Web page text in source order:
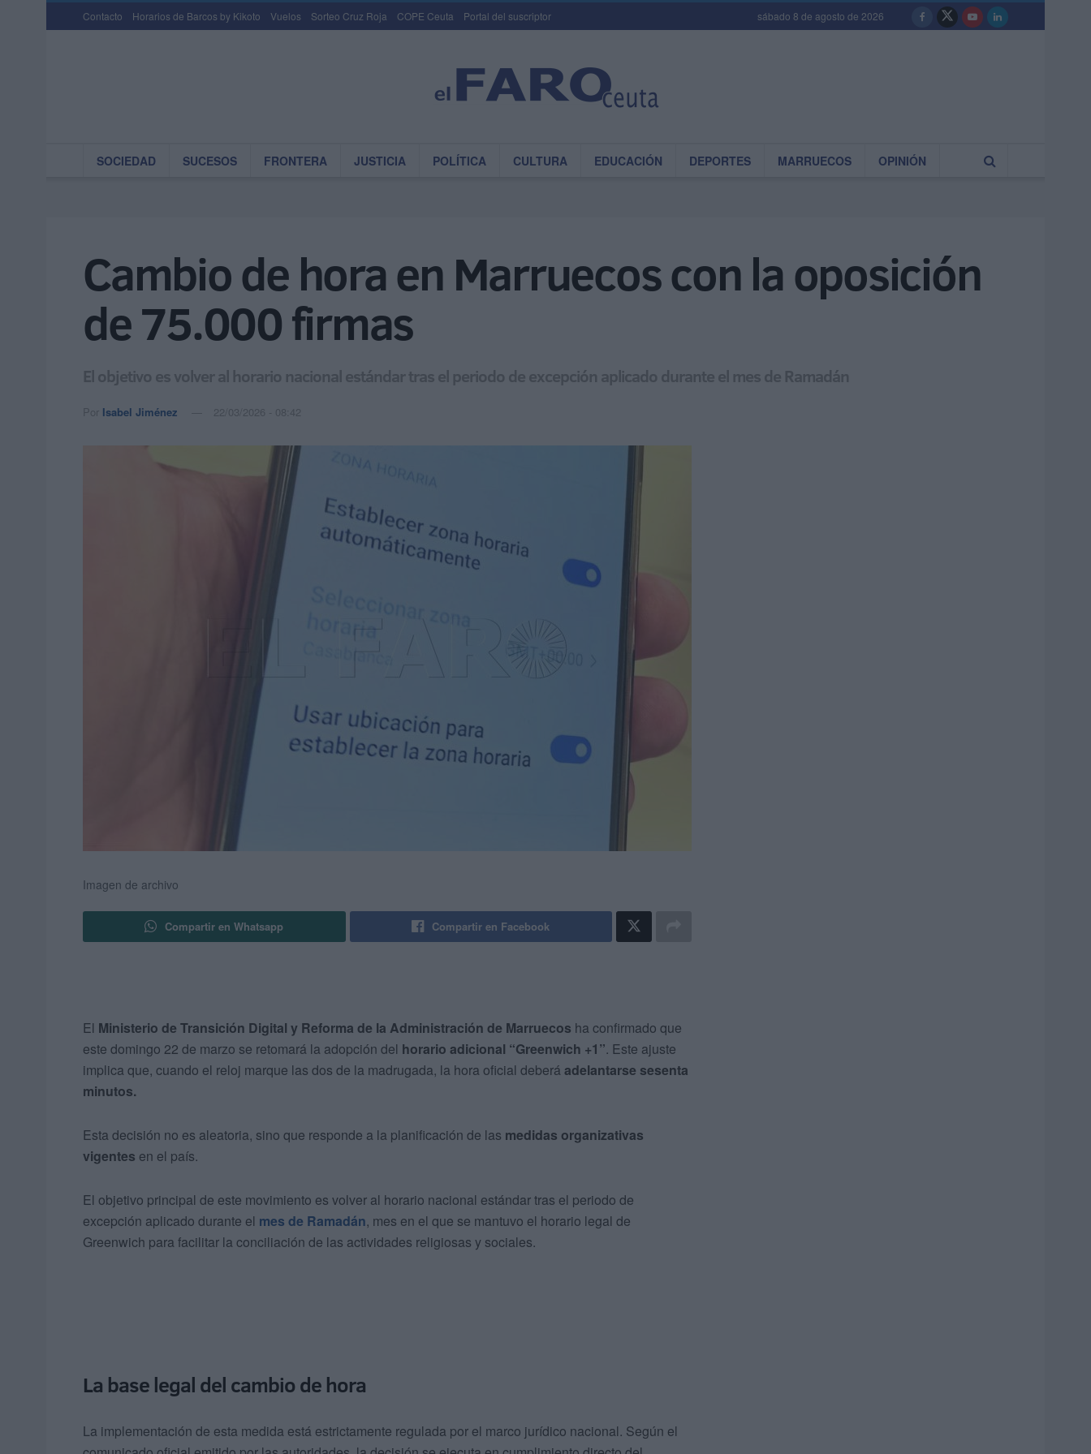
Contacto Horarios de Barcos by Kikoto Vuelos Sorteo Cruz Roja COPE Ceuta Portal del suscriptor sábado 8 de agosto de 2026
SOCIEDAD SUCESOS FRONTERA JUSTICIA POLÍTICA CULTURA EDUCACIÓN DEPORTES MARRUECOS OPINIÓN
Cambio de hora en Marruecos con la oposición
de 75.000 firmas
El objetivo es volver al horario nacional estándar tras el periodo de excepción aplicado durante el mes de Ramadán
Por Isabel Jiménez 22/03/2026 - 08:42
Imagen de archivo
Compartir en Whatsapp Compartir en Facebook
El Ministerio de Transición Digital y Reforma de la Administración de Marruecos ha confirmado que
este domingo 22 de marzo se retomará la adopción del horario adicional “Greenwich +1”. Este ajuste
implica que, cuando el reloj marque las dos de la madrugada, la hora oficial deberá adelantarse sesenta
minutos.
Esta decisión no es aleatoria, sino que responde a la planificación de las medidas organizativas
vigentes en el país.
El objetivo principal de este movimiento es volver al horario nacional estándar tras el periodo de
excepción aplicado durante el mes de Ramadán, mes en el que se mantuvo el horario legal de
Greenwich para facilitar la conciliación de las actividades religiosas y sociales.
La base legal del cambio de hora
La implementación de esta medida está estrictamente regulada por el marco jurídico nacional. Según el